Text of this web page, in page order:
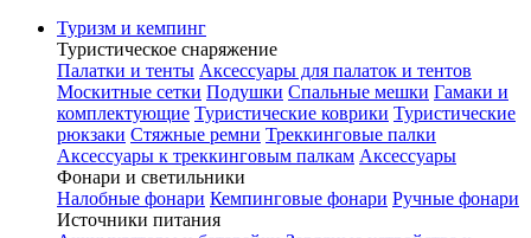
Туризм и кемпинг
Туристическое снаряжение
Палатки и тенты Аксессуары для палаток и тентов
Москитные сетки Подушки Спальные мешки Гамаки и
комплектующие Туристические коврики Туристические
рюкзаки Стяжные ремни Треккинговые палки
Аксессуары к треккинговым палкам Аксессуары
Фонари и светильники
Налобные фонари Кемпинговые фонари Ручные фонари
Источники питания